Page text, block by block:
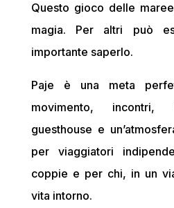
Questo gioco delle
magia. Per altri può
importante saperlo.
Paje è una meta
movimento, incontri,
guesthouse e
per viaggiatori
coppie e per chi, in un
vita intorno.